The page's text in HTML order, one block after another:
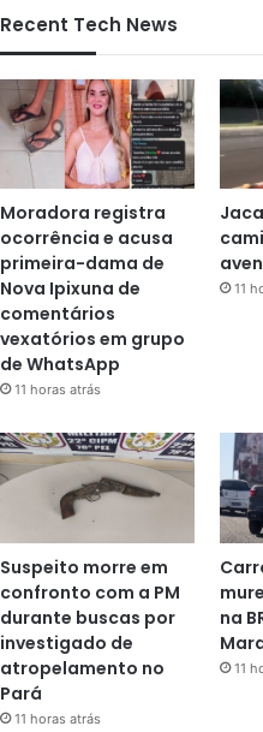
Recent Tech News
Moradora registra
ocorrência e acusa
primeira-dama de
Nova Ipixuna de
comentários
vexatórios em grupo
de WhatsApp
11 horas atrás
11
Suspeito morre em
confronto com a PM
durante buscas por
investigado de
atropelamento no
Pará
11 horas atrás
na
11